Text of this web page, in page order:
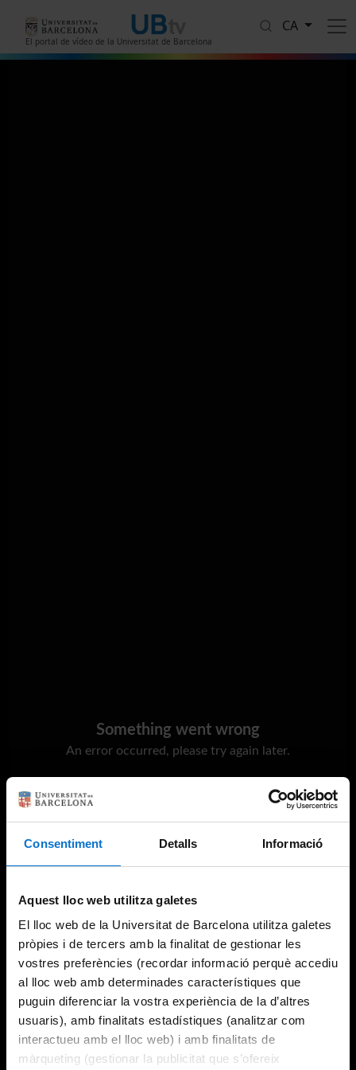
Consentiment Detalls Informació
Aquest lloc web utilitza galetes
El lloc web de la Universitat de Barcelona utilitza galetes
pròpies i de tercers amb la finalitat de gestionar les
vostres preferències (recordar informació perquè accediu
al lloc web amb determinades característiques que
puguin diferenciar la vostra experiència de la d’altres
usuaris), amb finalitats estadístiques (analitzar com
interactueu amb el lloc web) i amb finalitats de
màrqueting (gestionar la publicitat que s’ofereix
El portal de vídeo de la Universitat de Barcelona
CA
Something went wrong
An error occurred, please try again later.
Try again